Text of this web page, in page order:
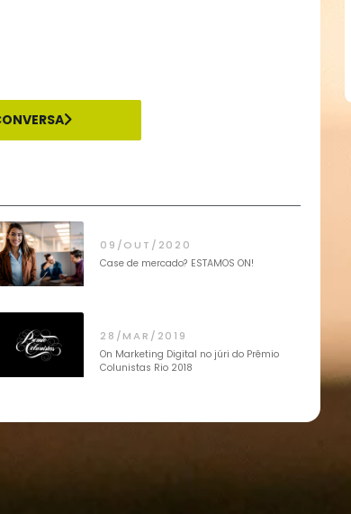
uma recomendação, mas uma necessidade
no seu perfil?
do Instagram em estratégias de